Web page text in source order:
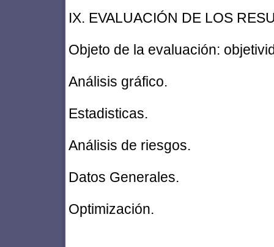
IX. EVALUACIÓN DE LOS
Objeto de la evaluación:
Análisis gráfico.
Estadisticas.
Análisis de riesgos.
Datos Generales.
Optimización.